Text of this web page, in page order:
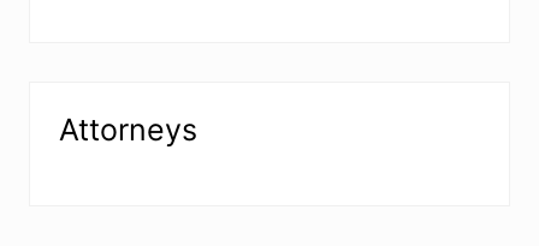
Attorneys